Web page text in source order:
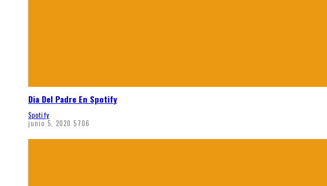
Dia Del Padre En Spotify
Spotify
junio 5, 2020 5706